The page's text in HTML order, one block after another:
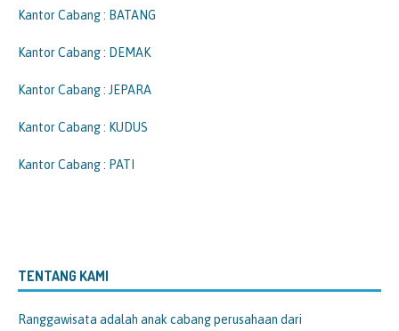
Kantor Cabang : BATANG
Kantor Cabang : DEMAK
Kantor Cabang : JEPARA
Kantor Cabang : KUDUS
Kantor Cabang : PATI
TENTANG KAMI
Ranggawisata adalah anak cabang perusahaan dari